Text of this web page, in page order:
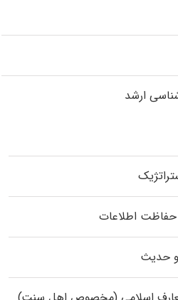
ارشد
حفاظت اطلاعات
و حدیث